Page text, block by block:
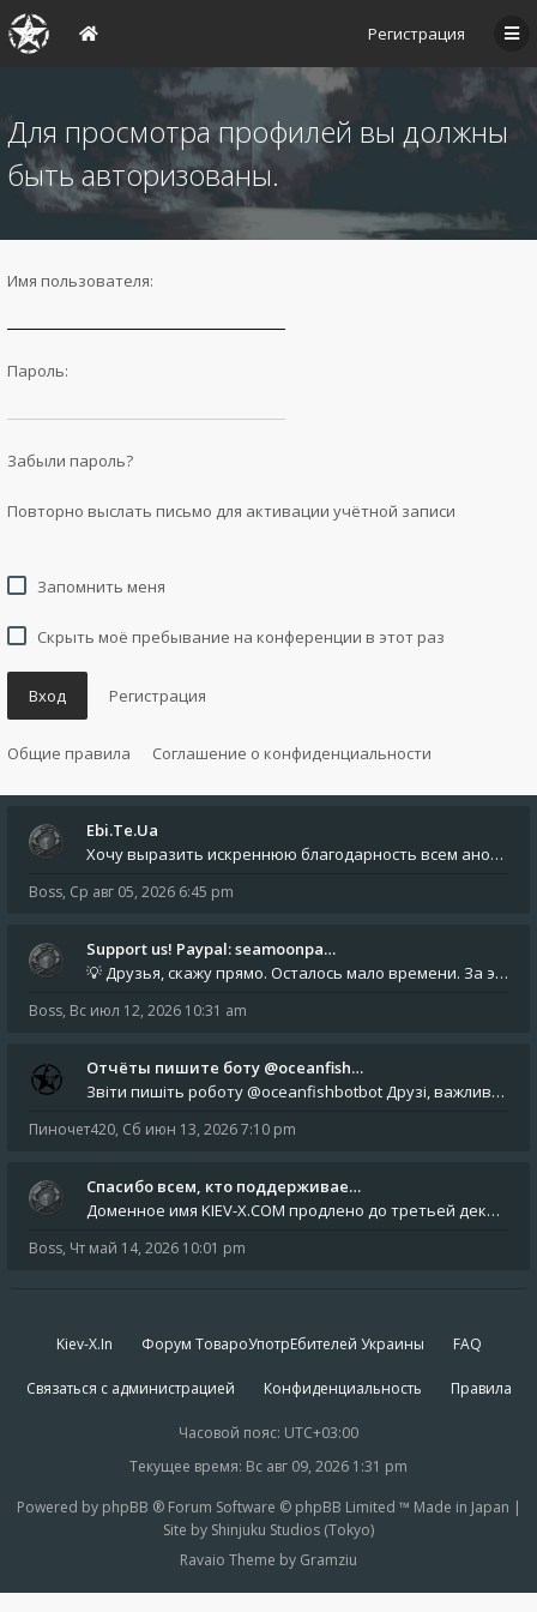
Регистрация
Для просмотра профилей вы должны
быть авторизованы.
Имя пользователя:
Пароль:
Забыли пароль?
Повторно выслать письмо для активации учётной записи
Запомнить меня
Скрыть моё пребывание на конференции в этот раз
Вход Регистрация
Общие правила Соглашение о конфиденциальности
Ebi.Te.Ua
Хочу выразить искреннюю благодарность всем анонимным пользователям, которые поддержали наше сообщество финансово. Благод
Boss, Ср авг 05, 2026 6:45 pm
Support us! Paypal: seamoonpa…
💡 Друзья, скажу прямо. Осталось мало времени. За это время нам нужно закрыть последние обязательные расходы: около 500
Boss, Вс июл 12, 2026 10:31 am
Отчёты пишите боту @oceanfish…
Звіти пишіть роботу @oceanfishbotbot Друзі, важливе повідомлення для учасників форума. Основне звернення опублікован
Пиночет420, Сб июн 13, 2026 7:10 pm
Спасибо всем, кто поддерживае…
Доменное имя KIEV-X.COM продлено до третьей декады августа 2027 года! Спасибо всем анонимным пользователям, которые по
Boss, Чт май 14, 2026 10:01 pm
Kiev-X.In Форум ТовароУпотрЕбителей Украины FAQ
Связаться с администрацией Конфиденциальность Правила
Часовой пояс: UTC+03:00
Текущее время: Вс авг 09, 2026 1:31 pm
Powered by phpBB ® Forum Software © phpBB Limited ™ Made in Japan |
Site by Shinjuku Studios (Tokyo)
Ravaio Theme by Gramziu